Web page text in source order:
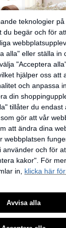
vin
an
1 st
lig stil för
för bröllop,
och
y
som
ller stolar
uch till alla
das som
52
teknologier
du begär och för
alla" eller ställa in
"Acceptera
hjälper oss att
och anpassa
din
tillåter du endast
gör att vår
att ändra dina
webbplatsen
och för
kakor". För
in, klicka här
Avvisa alla